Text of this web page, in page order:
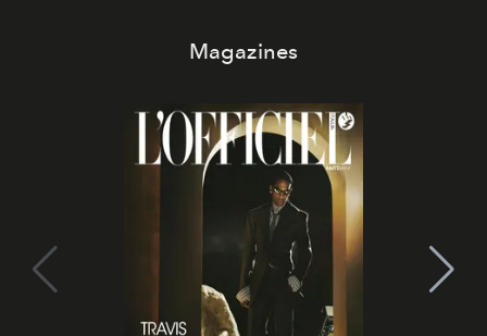
Magazines